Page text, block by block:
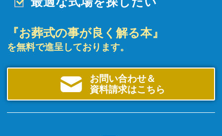
『お葬式の事が良く解る本』
を無料で進呈しております。
お問い合わせ＆
資料請求はこちら